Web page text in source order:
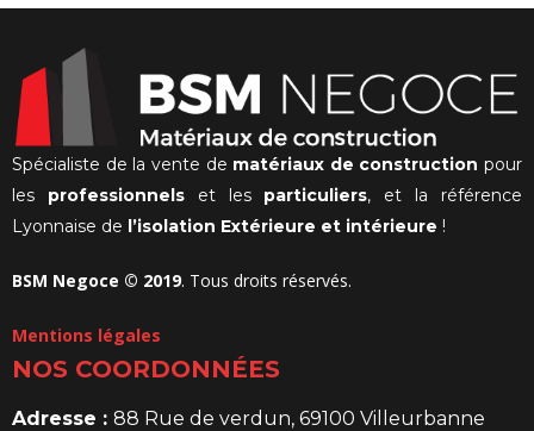
Spécialiste de la vente de matériaux de construction pour
les professionnelset les particuliers, et la référence
Lyonnaise de l’isolation Extérieure et intérieure !
BSM Negoce © 2019. Tous droits réservés.
Mentions légales
NOS COORDONNÉES
Adresse : 88 Rue de verdun, 69100 Villeurbanne